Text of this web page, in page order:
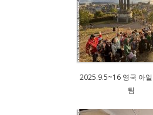
2025.9.5~16 영국 아
팀